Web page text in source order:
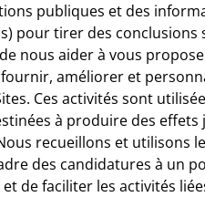
publiques et des
pour tirer des
nous aider à vous
améliorer et
Ces activités sont
à produire des
recueillons et utilisons
des candidatures à un
de faciliter les activités